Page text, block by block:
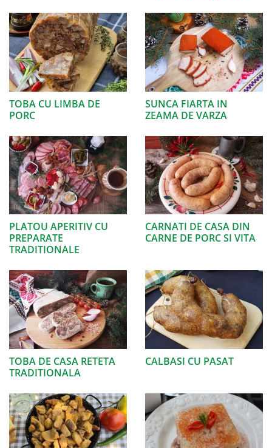
TOBA CU LIMBA DE
PORC
SUNCA FIARTA IN
ZEAMA DE VARZA
PLATOU APERITIV CU
PREPARATE
TRADITIONALE
CARNATI DE CASA DIN
CARNE DE PORC SI VITA
TOBA DE CASA RETETA
TRADITIONALA
CALBASI CU PASAT